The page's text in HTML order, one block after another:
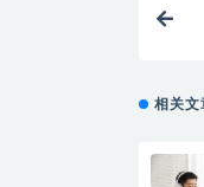
相关文